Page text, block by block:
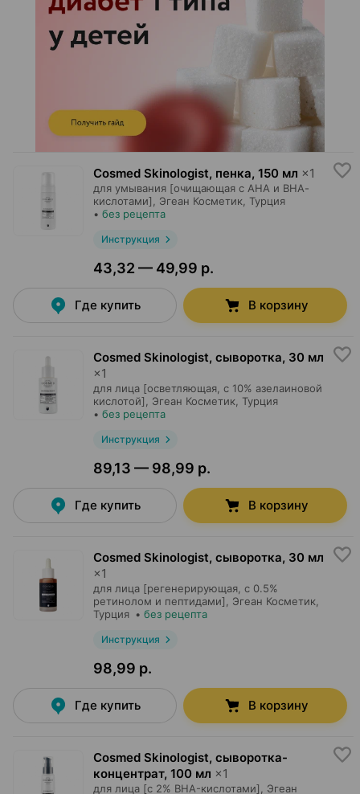
Cosmed Skinologist, пенка, 150 мл ×1
для умывания [очищающая с АНА и ВНА-
кислотами],
Эгеан Косметик , Турция
• без рецепта
Инструкция
43,32 — 49,99 р.
Где купить В корзину
Cosmed Skinologist, сыворотка, 30 мл
×1
для лица [осветляющая, с 10% азелаиновой
кислотой],
Эгеан Косметик , Турция
• без рецепта
Инструкция
89,13 — 98,99 р.
Где купить В корзину
Cosmed Skinologist, сыворотка, 30 мл
×1
для лица [регенерирующая, с 0.5%
ретинолом и пептидами],
Эгеан Косметик
Турция • без рецепта
Инструкция
98,99 р.
Где купить В корзину
Cosmed Skinologist, сыворотка-
концентрат, 100 мл ×1
для лица [с 2% BHA-кислотами], Эгеан